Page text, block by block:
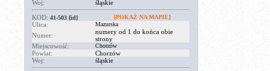
Woj:
śląskie
KOD: 41-503 [id] [POKAŻ NA MAPIE]
Ulica: Mazurska
Numer:
numery od 1 do końca obie
strony
Miejscowość:
Chorzów
Powiat:
Chorzów
Woj:
śląskie